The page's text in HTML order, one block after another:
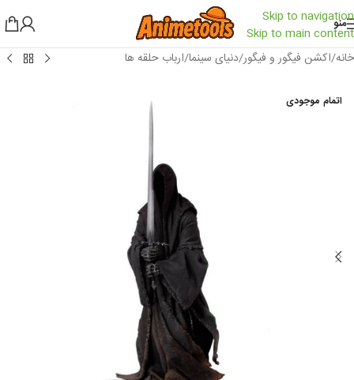
Skip to navigation
Skip to main content
منو
خانه/اکشن فیگور و فیگور/دنیای سینما/ارباب حلقه ها
اتمام موجودی